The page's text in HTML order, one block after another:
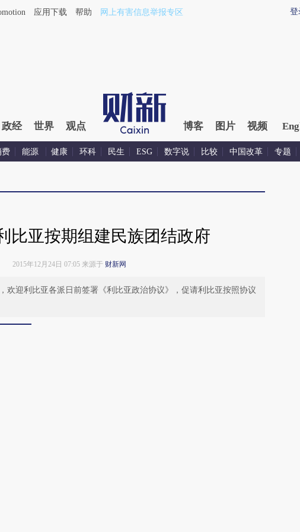
登
应用下载 帮助 网上有害信息举报专区
政经 世界 观点 博客 图片 视频
费 能源 健康 环科 民生 ESG 数字说 比较 中国改革 专题
比亚按期组建民族团结政府
2015年12月24日 07:05 来源于 财新网
欢迎利比亚各派日前签署《利比亚政治协议》，促请利比亚按照协议